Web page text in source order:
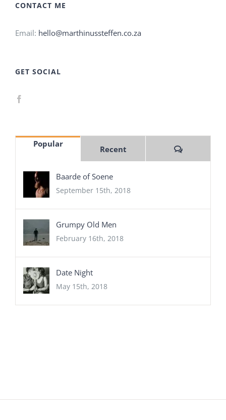
CONTACT ME
Email: hello@marthinussteffen.co.za
GET SOCIAL
Popular
Recent Comments
Baarde of Soene
September 15th, 2018
Grumpy Old Men
February 16th, 2018
Date Night
May 15th, 2018